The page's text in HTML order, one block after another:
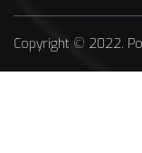
Copyright © 2022.